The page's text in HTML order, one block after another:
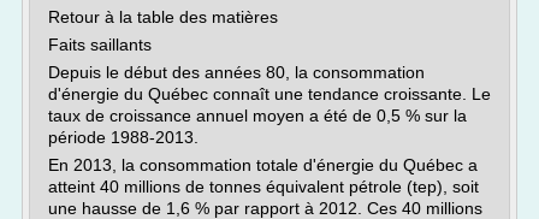
Retour à la table des matières
Faits saillants
Depuis le début des années 80, la consommation
d'énergie du Québec connaît une tendance croissante. Le
taux de croissance annuel moyen a été de 0,5 % sur la
période 1988-2013.
En 2013, la consommation totale d'énergie du Québec a
atteint 40 millions de tonnes équivalent pétrole (tep), soit
une hausse de 1,6 % par rapport à 2012. Ces 40 millions